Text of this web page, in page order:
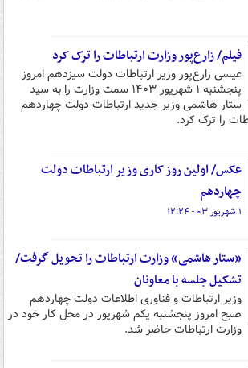
فیلم/ زارع‌پور وزارت ارتباطات را ترک کرد
عیسی زارع‌پور وزیر ارتباطات دولت سیزدهم امروز
پنجشنبه ۱ شهریور ۱۴۰۳ سمت وزارت را به سید
ستار هاشمی وزیر جدید ارتباطات دولت چهاردهم
را ترک کرد.
عکس/ اولین روز کاری وزیر ارتباطات دولت
چهاردهم
۱ شهریور ۰۳ - ۱۲:۲۴
«ستار هاشمی» وزارت ارتباطات را تحویل گرفت/
تشکیل جلسه با معاونان
وزیر ارتباطات و فناوری اطلاعات دولت چهاردهم
صبح امروز پنجشنبه یکم شهریور در محل کار خود در
وزارت ارتباطات حاضر شد.